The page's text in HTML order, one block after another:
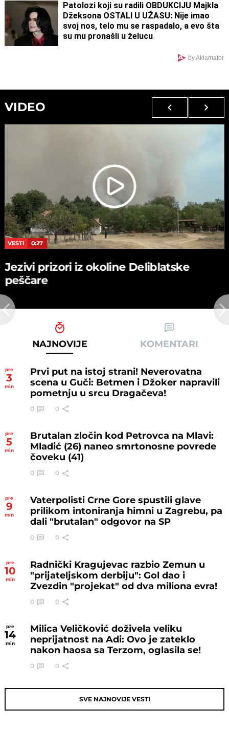
Patolozi koji su radili OBDUKCIJU Majkla
Džeksona OSTALI U UŽASU: Nije imao
svoj nos, telo mu se raspadalo, a evo šta
su mu pronašli u želucu
by Aklamator
VIDEO
VESTI 0:27
Jezivi prizori iz okoline Deliblatske
peščare
NAJNOVIJE KOMENTARI
pre
3
min
Prvi put na istoj strani! Neverovatna
scena u Guči: Betmen i Džoker napravili
pometnju u srcu Dragačeva!
0 0
pre
5
min
Brutalan zločin kod Petrovca na Mlavi:
Mladić (26) naneo smrtonosne povrede
čoveku (41)
0 0
pre
9
min
Vaterpolisti Crne Gore spustili glave
prilikom intoniranja himni u Zagrebu, pa
dali "brutalan" odgovor na SP
0 0
pre
10
min
Radnički Kragujevac razbio Zemun u
"prijateljskom derbiju": Gol dao i
Zvezdin "projekat" od dva miliona evra!
0 0
pre
14
min
Milica Veličković doživela veliku
neprijatnost na Adi: Ovo je zateklo
nakon haosa sa Terzom, oglasila se!
0 0
SVE NAJNOVIJE VESTI